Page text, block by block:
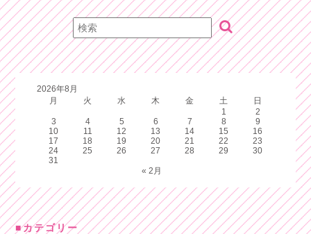
2026年8月
月
火 水 木 金 土
日
1
2
3
4 5 6 7 8
9
10
11 12 13 14 15
16
17
18 19 20 21 22
23
24
25 26 27 28 29
30
31
« 2月
カテゴリー